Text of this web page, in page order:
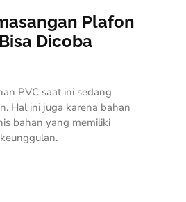
Plafon
Dicoba
PVC saat ini sedang
Hal ini juga karena bahan
bahan yang memiliki